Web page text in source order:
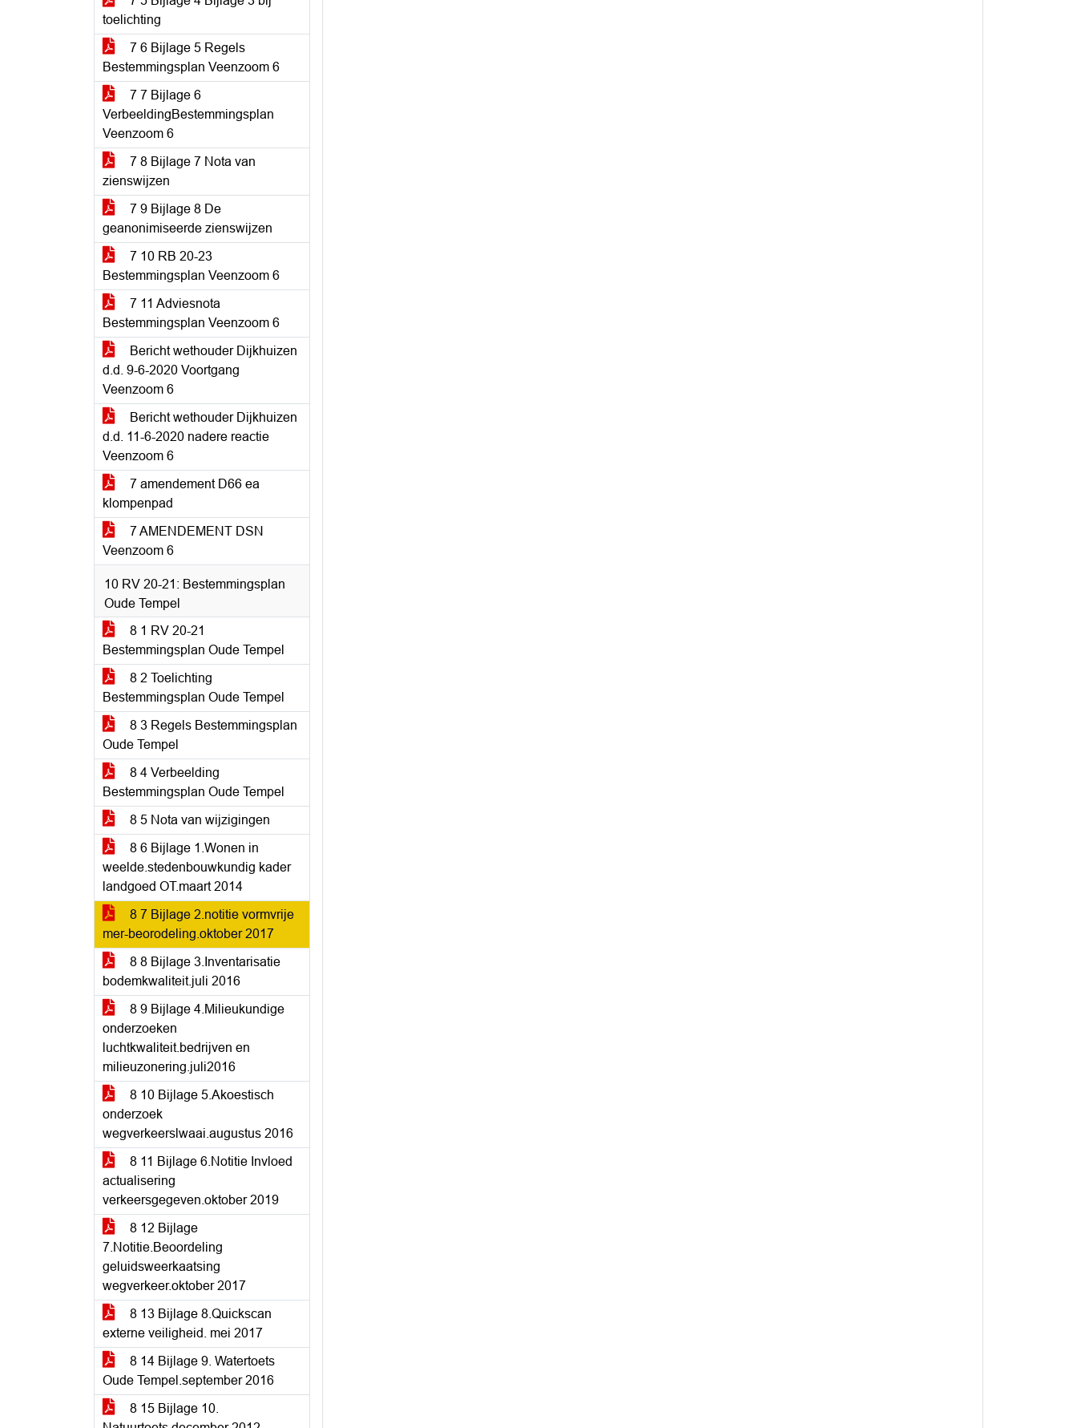
toelichting
7 6 Bijlage 5 Regels
Bestemmingsplan Veenzoom 6
7 7 Bijlage 6
VerbeeldingBestemmingsplan
Veenzoom 6
7 8 Bijlage 7 Nota van
zienswijzen
7 9 Bijlage 8 De
geanonimiseerde zienswijzen
7 10 RB 20-23
Bestemmingsplan Veenzoom 6
7 11 Adviesnota
Bestemmingsplan Veenzoom 6
Bericht wethouder Dijkhuizen
d.d. 9-6-2020 Voortgang
Veenzoom 6
Bericht wethouder Dijkhuizen
d.d. 11-6-2020 nadere reactie
Veenzoom 6
7 amendement D66 ea
klompenpad
7 AMENDEMENT DSN
Veenzoom 6
10 RV 20-21: Bestemmingsplan
Oude Tempel
8 1 RV 20-21
Bestemmingsplan Oude Tempel
8 2 Toelichting
Bestemmingsplan Oude Tempel
8 3 Regels Bestemmingsplan
Oude Tempel
8 4 Verbeelding
Bestemmingsplan Oude Tempel
8 5 Nota van wijzigingen
8 6 Bijlage 1.Wonen in
weelde.stedenbouwkundig kader
landgoed OT.maart 2014
8 7 Bijlage 2.notitie vormvrije
mer-beorodeling.oktober 2017
8 8 Bijlage 3.Inventarisatie
bodemkwaliteit.juli 2016
8 9 Bijlage 4.Milieukundige
onderzoeken
luchtkwaliteit.bedrijven en
milieuzonering.juli2016
8 10 Bijlage 5.Akoestisch
onderzoek
wegverkeerslwaai.augustus 2016
8 11 Bijlage 6.Notitie Invloed
actualisering
verkeersgegeven.oktober 2019
8 12 Bijlage
7.Notitie.Beoordeling
geluidsweerkaatsing
wegverkeer.oktober 2017
8 13 Bijlage 8.Quickscan
externe veiligheid. mei 2017
8 14 Bijlage 9. Watertoets
Oude Tempel.september 2016
8 15 Bijlage 10.